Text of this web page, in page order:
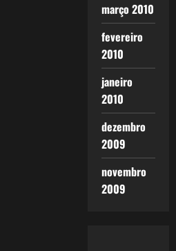
março 2010
fevereiro
2010
janeiro
2010
dezembro
2009
novembro
2009